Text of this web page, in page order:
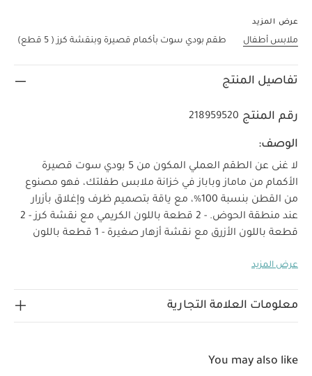
عرض المزيد
ملابس أطفال طقم بودي سوت بأكمام قصيرة وبنقشة كرز ( 5 قطع)
تفاصيل المنتج
رقم المنتج 218959520
الوصف:
لا غنى عن الطقم العملي المكون من 5 بودي سوت قصيرة
الأكمام من ماماز وباباز في خزانة ملابس طفلتك، فهو مصنوع
من القطن بنسبة 100%، مع ياقة بتصميم ظرف وإغلاق بأزرار
عند منطقة الحوض. - 2 قطعة باللون الكريمي مع نقشة كرز - 2
قطعة باللون الأزرق مع نقشة أزهار صغيرة - 1 قطعة باللون
عملي للصغار، يتضمن بودي سوت قصير الأكمام للفتيات ياقة
الملابس، وقطعتين باللون الكريمي مع نقشة كرز مرحة،
100% قطن
درجة حرارة 40
عرض المزيد
معلومات العلامة التجارية
You may also like